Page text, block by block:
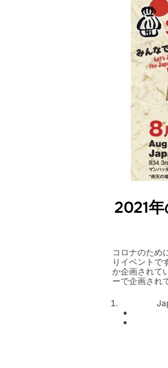
2021
コロナのため
りイベントで
か企画されて
ーで企画され